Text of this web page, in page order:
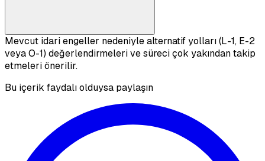
Mevcut idari engeller nedeniyle alternatif yolları (L-1, E-2
veya O-1) değerlendirmeleri ve süreci çok yakından takip
etmeleri önerilir.
Bu içerik faydalı olduysa paylaşın